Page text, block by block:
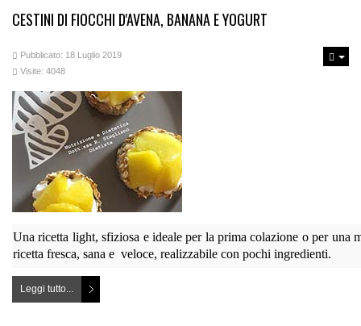
CESTINI DI FIOCCHI D'AVENA, BANANA E YOGURT
Pubblicato: 18 Luglio 2019
Visite: 4048
Una ricetta light, sfiziosa e ideale per la prima colazione o per una
ricetta fresca, sana e veloce, realizzabile con pochi ingredienti.
Leggi tutto...